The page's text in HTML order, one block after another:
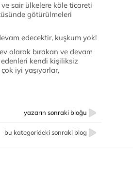
sair ülkelere köle ticareti
götürülmeleri
edecektir, kuşkum yok!
olarak bırakan ve devam
kendi kişiliksiz
iyi yaşıyorlar,
yazarın sonraki bloğu
bu kategorideki sonraki blog